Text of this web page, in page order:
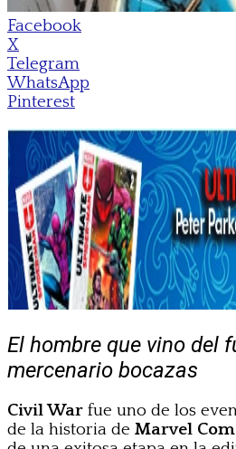
Facebook
X
Telegram
WhatsApp
Pinterest
El hombre que vino del
mercenario bocazas
Civil War fue uno de los
de la historia de Marvel